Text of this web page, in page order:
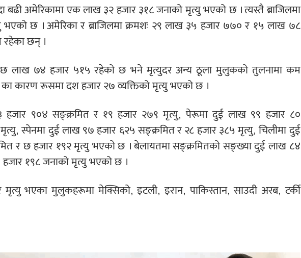
अमेरिकामा एक लाख ३२ हजार ३१८ जनाको मृत्यु भएको छ । त्यस्तै ब्राजिलमा
छ । अमेरिका र ब्राजिलमा क्रमशः २९ लाख ३५ हजार ७७० र १५ लाख ७८
रहेका छन् ।
लाख ७४ हजार ५१५ रहेको छ भने मृत्युदर अन्य ठूला मुलुकको तुलनामा कम
कारण रूसमा दश हजार २७ व्यक्तिको मृत्यु भएको छ ।
हजार ९०४ सङ्क्रमित र १९ हजार २७९ मृत्यु, पेरूमा दुई लाख ९९ हजार ८०
स्पेनमा दुई लाख ९७ हजार ६२५ सङ्क्रमित र २८ हजार ३८५ मृत्यु, चिलीमा दुई
र छ हजार १९२ मृत्यु भएको छ । बेलायतमा सङ्क्रमितको सङ्ख्या दुई लाख ८४
१९८ जनाको मृत्यु भएको छ ।
भएका मुलुकहरूमा मेक्सिको, इटली, इरान, पाकिस्तान, साउदी अरब, टर्की